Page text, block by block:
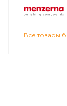
Все товары